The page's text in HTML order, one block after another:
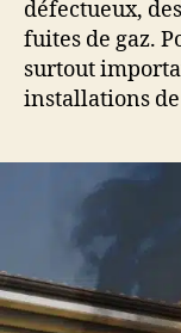
défectueux,
fuites de gaz.
surtout
installations de